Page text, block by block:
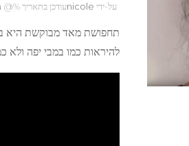
על-ידי nicoleעודכן בתאריך %@
תחפושת מאד מבוקשת היא
להיראות כמו במבי יפה ולא